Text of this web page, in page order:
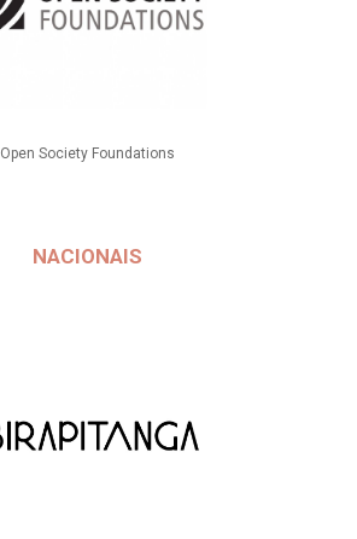
Open Society Foundations
NACIONAIS